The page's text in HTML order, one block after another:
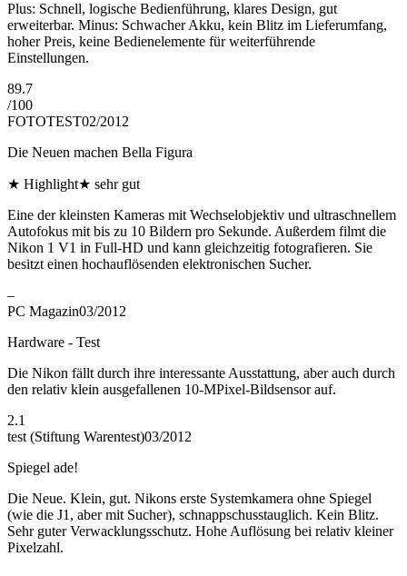
Plus: Schnell, logische Bedienführung, klares Design, gut
erweiterbar. Minus: Schwacher Akku, kein Blitz im Lieferumfang,
hoher Preis, keine Bedienelemente für weiterführende
Einstellungen.
89.7
/100
FOTOTEST02/2012
Die Neuen machen Bella Figura
★ Highlight★ sehr gut
Eine der kleinsten Kameras mit Wechselobjektiv und ultraschnellem
Autofokus mit bis zu 10 Bildern pro Sekunde. Außerdem filmt die
Nikon 1 V1 in Full-HD und kann gleichzeitig fotografieren. Sie
besitzt einen hochauflösenden elektronischen Sucher.
–
PC Magazin03/2012
Hardware - Test
Die Nikon fällt durch ihre interessante Ausstattung, aber auch durch
den relativ klein ausgefallenen 10-MPixel-Bildsensor auf.
2.1
test (Stiftung Warentest)03/2012
Spiegel ade!
Die Neue. Klein, gut. Nikons erste Systemkamera ohne Spiegel
(wie die J1, aber mit Sucher), schnappschusstauglich. Kein Blitz.
Sehr guter Verwacklungsschutz. Hohe Auflösung bei relativ kleiner
Pixelzahl.